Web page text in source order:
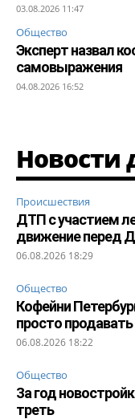
03.08.2026 11:47
Общество
Эксперт назвал
самовыражения
04.08.2026 16:52
Новости
Происшествия
ДТП с участием
движение перед
06.08.2026 18:29
Общество
Кофейни
просто
06.08.2026 18:22
Общество
За год
треть